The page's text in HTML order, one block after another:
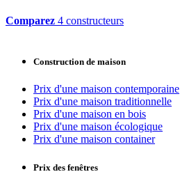
Comparez 4 constructeurs
Construction de maison
Prix d'une maison contemporaine
Prix d'une maison traditionnelle
Prix d'une maison en bois
Prix d'une maison écologique
Prix d'une maison container
Prix des fenêtres